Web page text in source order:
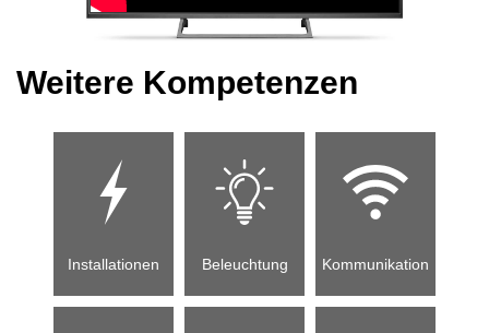
Weitere Kompetenzen
Installationen Beleuchtung Kommunikation